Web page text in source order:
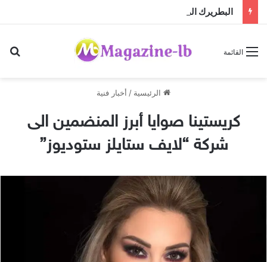
القائمة
الرئيسية / أخبار فنية
كريستينا صوايا أبرز المنضمين الى
شركة “لايف ستايلز ستوديوز”